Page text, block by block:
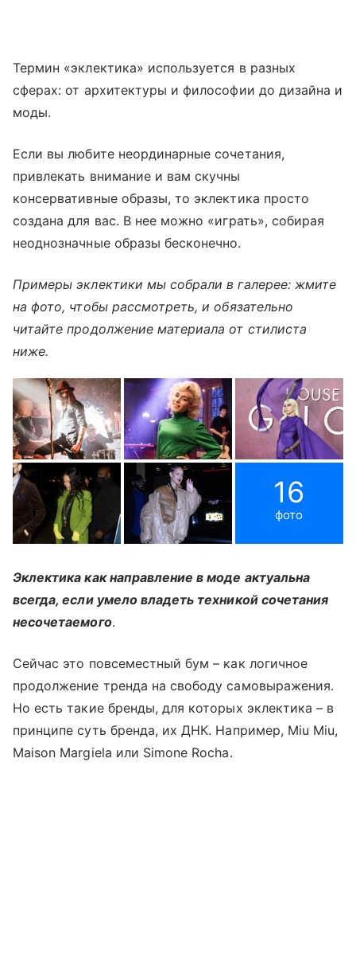
Термин «эклектика» используется в разных
сферах: от архитектуры и философии до дизайна и
моды.
Если вы любите неординарные сочетания,
привлекать внимание и вам скучны
консервативные образы, то эклектика просто
создана для вас. В нее можно «играть», собирая
неоднозначные образы бесконечно.
Примеры эклектики мы собрали в галерее: жмите
на фото, чтобы рассмотреть, и обязательно
читайте продолжение материала от стилиста
ниже.
16
фото
Эклектика как направление в моде актуальна
всегда, если умело владеть техникой сочетания
несочетаемого.
Сейчас это повсеместный бум – как логичное
продолжение тренда на свободу самовыражения.
Но есть такие бренды, для которых эклектика – в
принципе суть бренда, их ДНК. Например, Miu Miu,
Maison Margiela или Simone Rocha.